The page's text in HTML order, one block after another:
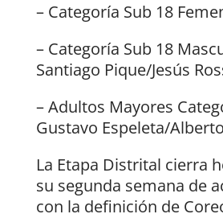
– Categoría Sub 18
– Categoría Sub 18
Santiago Pique/Jesús
– Adultos Mayores
Gustavo Espeleta/
La Etapa Distrital cierra
su segunda semana de
con la definición de